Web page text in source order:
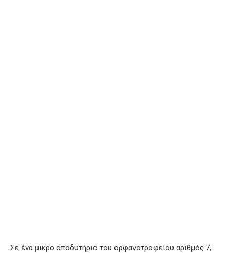
Σε ένα μικρό αποδυτήριο του ορφανοτροφείου αριθμός 7,